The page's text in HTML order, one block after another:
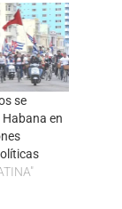
se
en